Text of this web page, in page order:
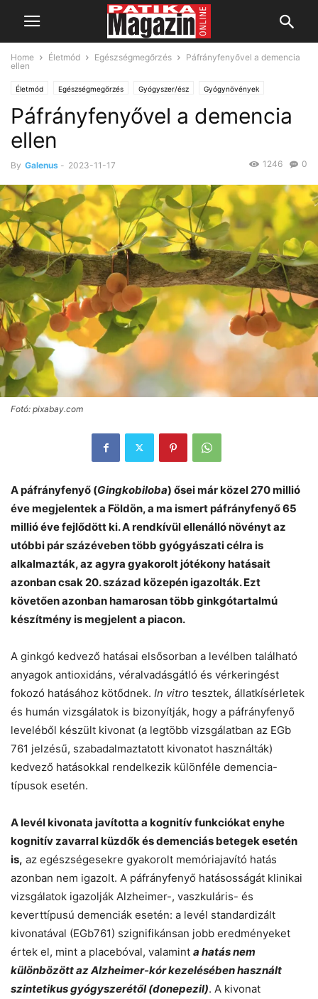
Home Életmód Egészségmegőrzés
Páfrányfenyővel a demencia
ellen
Életmód Egészségmegőrzés Gyógyszer/ész Gyógynövények
Betegségek Idegrendszeri panaszok
Páfrányfenyővel a demencia
ellen
By Galenus - 2023-11-17 0
1246
Fotó: pixabay.com
A páfrányfenyő (Gingkobiloba) ősei már közel 270 millió
éve megjelentek a Földön, a ma ismert páfrányfenyő 65
millió éve fejlődött ki. A rendkívül ellenálló növényt az
utóbbi pár százéveben több gyógyászati célra is
alkalmazták, az agyra gyakorolt jótékony hatásait
azonban csak 20. század közepén igazolták. Ezt
követően azonban hamarosan több ginkgótartalmú
készítmény is megjelent a piacon.
A ginkgó kedvező hatásai elsősorban a levélben található
anyagok antioxidáns, véralvadásgátló és vérkeringést
fokozó hatásához kötődnek. In vitro tesztek, állatkísérletek
és humán vizsgálatok is bizonyítják, hogy a páfrányfenyő
leveléből készült kivonat (a legtöbb vizsgálatban az EGb
761 jelzésű, szabadalmaztatott kivonatot használták)
kedvező hatásokkal rendelkezik különféle demencia-
típusok esetén.
A levél kivonata javította a kognitív funkciókat enyhe
kognitív zavarral küzdők és demenciás betegek esetén
is, az egészségesekre gyakorolt memóriajavító hatás
azonban nem igazolt. A páfrányfenyő hatásosságát klinikai
vizsgálatok igazolják Alzheimer-, vaszkuláris- és
keverttípusú demenciák esetén: a levél standardizált
kivonatával (EGb761) szignifikánsan jobb eredményeket
értek el, mint a placebóval, valamint a hatás nem
különbözött az Alzheimer-kór kezelésében használt
szintetikus gyógyszerétől (donepezil). A kivonat